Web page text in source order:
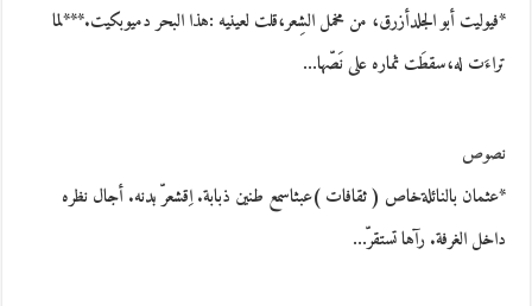
*فيوليت أبو الجلدأزرق، من مخمل الشِعر،قلت لعينيه :هذا البحر دميوبكيت.***لما
تراءَت له،سقطَت ثماره على نَصّها…
نصوص
*عثمان بالنائلةخاص ( ثقافات )عبثاسمع طنين ذبابة. اِقشعرّ بدنه. أجال نظره
داخل الغرفة. رآها تستقرّ…